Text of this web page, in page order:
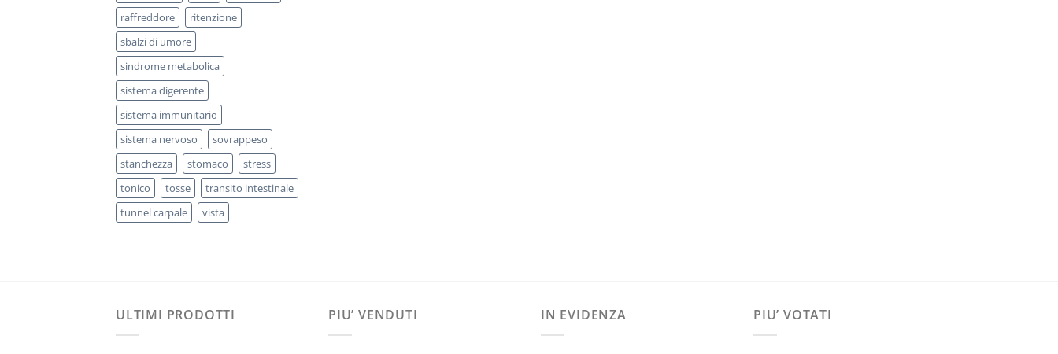
raffreddore
ritenzione
sbalzi di umore
sindrome metabolica
sistema digerente
sistema immunitario
sistema nervoso
sovrappeso
stanchezza
stomaco
stress
tonico
tosse
transito intestinale
tunnel carpale
vista
ULTIMI PRODOTTI PIU’ VENDUTI IN EVIDENZA PIU’ VOTATI